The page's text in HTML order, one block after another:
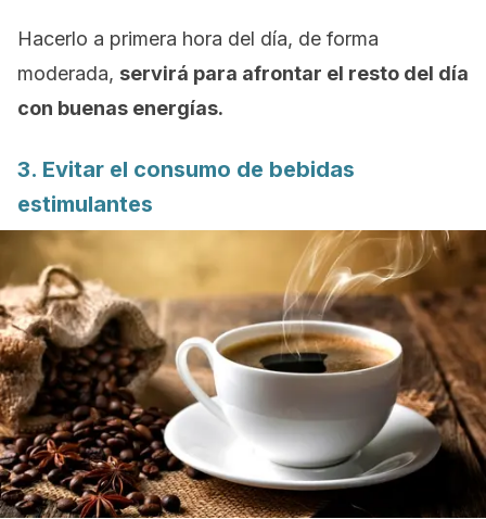
Hacerlo a primera hora del día, de forma
moderada, servirá para afrontar el resto del día
con buenas energías.
3. Evitar el consumo de bebidas
estimulantes